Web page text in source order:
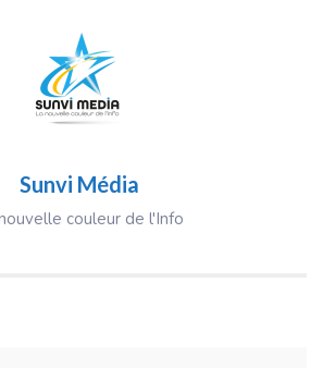
Sunvi Média
couleur de l'Info